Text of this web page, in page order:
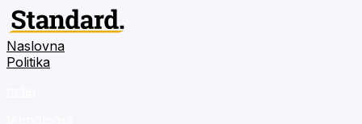
Naslovna
Politika